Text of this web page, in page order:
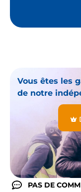
Vous êtes les
de notre
PAS DE